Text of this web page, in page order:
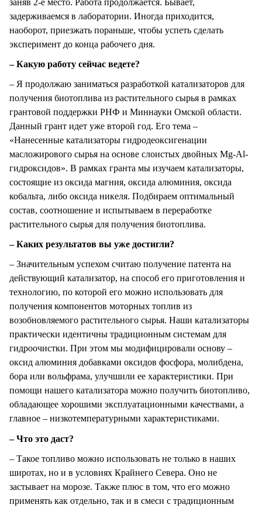
заняв 2-е место. Работа продолжается. Бывает,
задерживаемся в лаборатории. Иногда приходится,
наоборот, приезжать пораньше, чтобы успеть сделать
эксперимент до конца рабочего дня.
– Какую работу сейчас ведете?
– Я продолжаю заниматься разработкой катализаторов для
получения биотоплива из растительного сырья в рамках
грантовой поддержки РНФ и Миннауки Омской области.
Данный грант идет уже второй год. Его тема –
«Нанесенные катализаторы гидродеоксигенации
масложирового сырья на основе слоистых двойных Mg-Al-
гидроксидов». В рамках гранта мы изучаем катализаторы,
состоящие из оксида магния, оксида алюминия, оксида
кобальта, либо оксида никеля. Подбираем оптимальный
состав, соотношение и испытываем в переработке
растительного сырья для получения биотоплива.
– Каких результатов вы уже достигли?
– Значительным успехом считаю получение патента на
действующий катализатор, на способ его приготовления и
технологию, по которой его можно использовать для
получения компонентов моторных топлив из
возобновляемого растительного сырья. Наши катализаторы
практически идентичны традиционным системам для
гидроочистки. При этом мы модифицировали основу –
оксид алюминия добавками оксидов фосфора, молибдена,
бора или вольфрама, улучшили ее характеристики. При
помощи нашего катализатора можно получить биотопливо,
обладающее хорошими эксплуатационными качествами, а
главное – низкотемпературными характеристиками.
– Что это даст?
– Такое топливо можно использовать не только в наших
широтах, но и в условиях Крайнего Севера. Оно не
застывает на морозе. Также плюс в том, что его можно
применять как отдельно, так и в смеси с традиционным